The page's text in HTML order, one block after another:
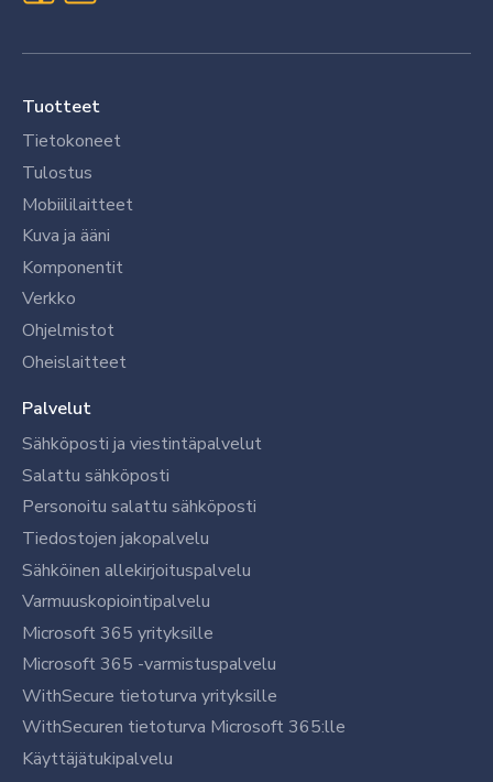
Tuotteet
Tietokoneet
Tulostus
Mobiililaitteet
Kuva ja ääni
Komponentit
Verkko
Ohjelmistot
Oheislaitteet
Palvelut
Sähköposti ja viestintäpalvelut
Salattu sähköposti
Personoitu salattu sähköposti
Tiedostojen jakopalvelu
Sähköinen allekirjoituspalvelu
Varmuuskopiointipalvelu
Microsoft 365 yrityksille
Microsoft 365 -varmistuspalvelu
WithSecure tietoturva yrityksille
WithSecuren tietoturva Microsoft 365:lle
Käyttäjätukipalvelu